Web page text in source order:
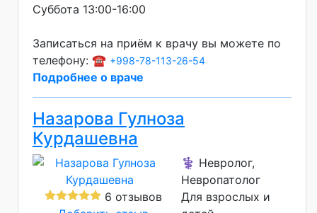
Суббота 13:00-16:00
Записаться на приём к врачу вы можете по
телефону: ☎️ +998-78-113-26-54
Подробнее о враче
Назарова Гулноза
Курдашевна
6 отзывов
⚕️ Невролог,
Невропатолог
Для взрослых и